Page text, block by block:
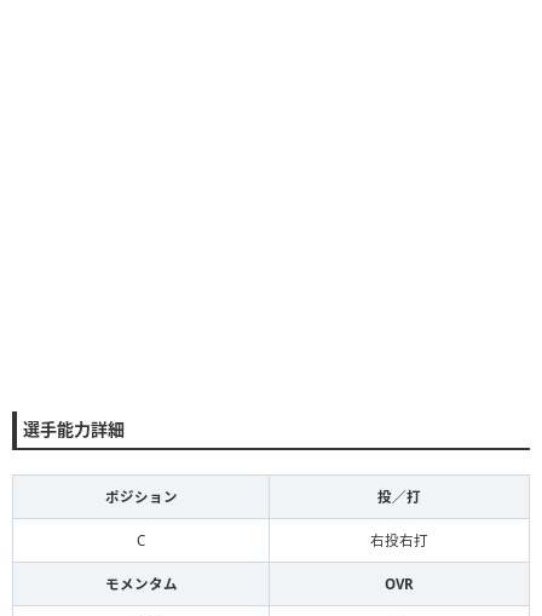
選手能力詳細
ポジション 投／打
C 右投右打
モメンタム OVR